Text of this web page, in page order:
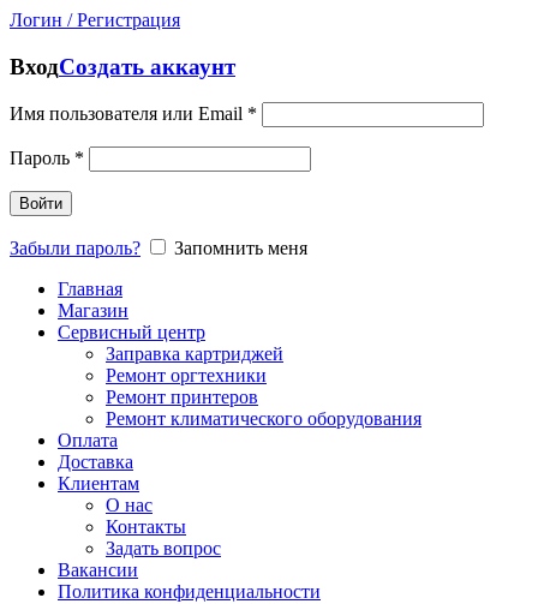
Логин / Регистрация
ВходСоздать аккаунт
Имя пользователя или Email *
Пароль *
Войти
Забыли пароль?
Запомнить меня
Главная
Магазин
Сервисный центр
Заправка картриджей
Ремонт оргтехники
Ремонт принтеров
Ремонт климатического оборудования
Оплата
Доставка
Клиентам
О нас
Контакты
Задать вопрос
Вакансии
Политика конфиденциальности